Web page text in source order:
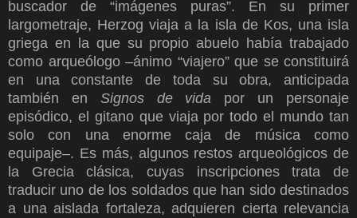
buscador de “imágenes puras”. En su primer
largometraje, Herzog viaja a la isla de Kos, una isla
griega en la que su propio abuelo había trabajado
como arqueólogo –ánimo “viajero” que se constituirá
en una constante de toda su obra, anticipada
también en Signos de vida por un personaje
episódico, el gitano que viaja por todo el mundo tan
solo con una enorme caja de música como
equipaje–. Es más, algunos restos arqueológicos de
la Grecia clásica, cuyas inscripciones trata de
traducir uno de los soldados que han sido destinados
a una aislada fortaleza, adquieren cierta relevancia